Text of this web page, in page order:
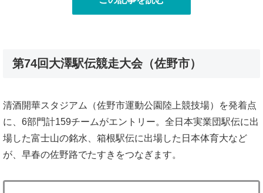
第74回大澤駅伝競走大会（佐野市）
清酒開華スタジアム（佐野市運動公園陸上競技場）を発着点
に、6部門計159チームがエントリー。全日本実業団駅伝に出
場した富士山の銘水、箱根駅伝に出場した日本体育大など
が、早春の佐野路でたすきをつなぎます。